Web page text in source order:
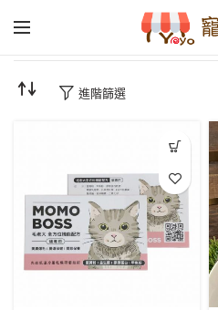
進階篩選